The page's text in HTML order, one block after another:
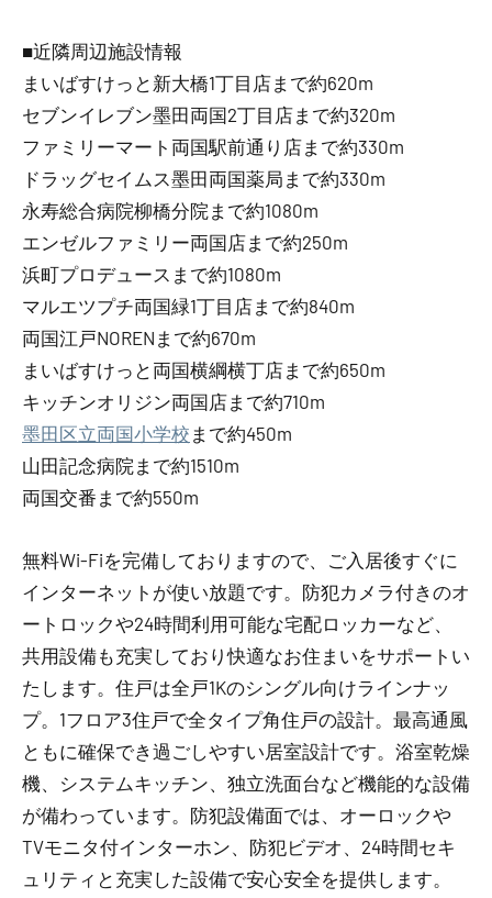
■近隣周辺施設情報
まいばすけっと新大橋1丁目店まで約620m
セブンイレブン墨田両国2丁目店まで約320m
ファミリーマート両国駅前通り店まで約330m
ドラッグセイムス墨田両国薬局まで約330m
永寿総合病院柳橋分院まで約1080m
エンゼルファミリー両国店まで約250m
浜町プロデュースまで約1080m
マルエツプチ両国緑1丁目店まで約840m
両国江戸NORENまで約670m
まいばすけっと両国横綱横丁店まで約650m
キッチンオリジン両国店まで約710m
墨田区立両国小学校 まで約450m
山田記念病院まで約1510m
両国交番まで約550m
無料Wi-Fiを完備しておりますので、ご入居後すぐに
インターネットが使い放題です。防犯カメラ付きのオ
ートロックや24時間利用可能な宅配ロッカーなど、
共用設備も充実しており快適なお住まいをサポートい
たします。住戸は全戸1Kのシングル向けラインナッ
プ。1フロア3住戸で全タイプ角住戸の設計。最高通風
ともに確保でき過ごしやすい居室設計です。浴室乾燥
機、システムキッチン、独立洗面台など機能的な設備
が備わっています。防犯設備面では、オーロックや
TVモニタ付インターホン、防犯ビデオ、24時間セキ
ュリティと充実した設備で安心安全を提供します。